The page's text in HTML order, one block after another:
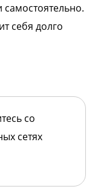
самостоятельно.
себя долго
со
сетях